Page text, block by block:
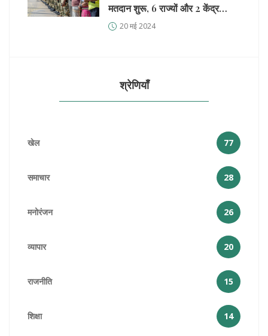
मतदान शुरू, 6 राज्यों और 2 केंद्र
शासित प्रदेशों की 49 सीटों पर वोटिंग
20 मई 2024
श्रेणियाँ
खेल 77
समाचार 28
मनोरंजन 26
व्यापार 20
राजनीति 15
शिक्षा 14